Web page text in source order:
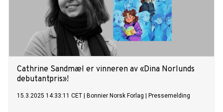
Cathrine Sandmæl er vinneren av «Dina Norlunds
debutantpris»!
15.3.2025 14:33:11 CET Bonnier Norsk Forlag Pressemelding